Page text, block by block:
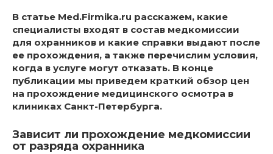
В статье Med.Firmika.ru расскажем, какие
специалисты входят в состав медкомиссии
для охранников и какие справки выдают после
ее прохождения, а также перечислим условия,
когда в услуге могут отказать. В конце
публикации мы приведем краткий обзор цен
на прохождение медицинского осмотра в
клиниках Санкт-Петербурга.
Зависит ли прохождение медкомиссии
от разряда охранника